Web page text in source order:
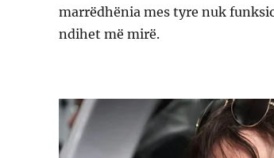
marrëdhënia mes tyre nuk
ndihet më mirë.